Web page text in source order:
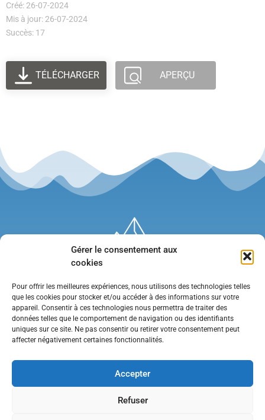
Gérer le consentement aux
cookies
Pour offrir les meilleures expériences, nous utilisons des technologies telles
que les cookies pour stocker et/ou accéder à des informations sur votre
appareil. Consentir à ces technologies nous permettra de traiter des
données telles que le comportement de navigation ou des identifiants
uniques sur ce site. Ne pas consentir ou retirer votre consentement peut
affecter négativement certaines fonctionnalités.
Accepter
Refuser
Créé: 26-07-2024
Mis à jour: 26-07-2024
Succès: 17
TÉLÉCHARGER APERÇU
•Contact